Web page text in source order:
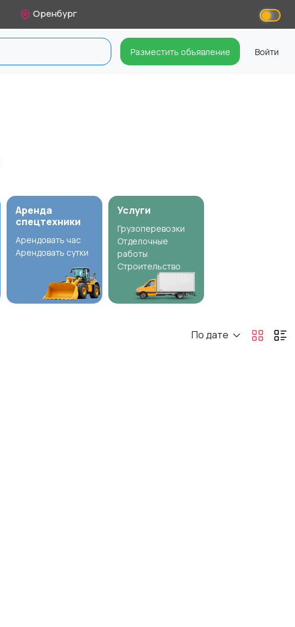
Оренбург
Разместить объявление Войти
Аренда
спецтехники
Арендовать час
Арендовать сутки
Услуги
Грузоперевозки
Отделочные
работы
Строительство
По дате